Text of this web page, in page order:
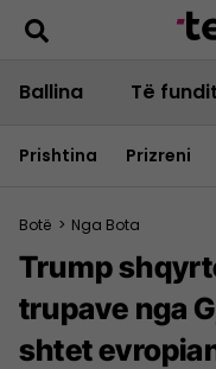
Ballina Të fundit
Prishtina Prizreni
Botë > Nga Bota
Trump
trupave nga
shtet